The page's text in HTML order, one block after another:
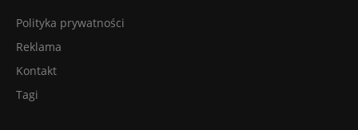
Polityka prywatności
Reklama
Kontakt
Tagi